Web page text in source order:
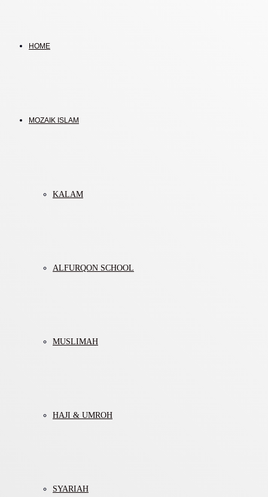
HOME
MOZAIK ISLAM
KALAM
ALFURQON SCHOOL
MUSLIMAH
HAJI & UMROH
SYARIAH